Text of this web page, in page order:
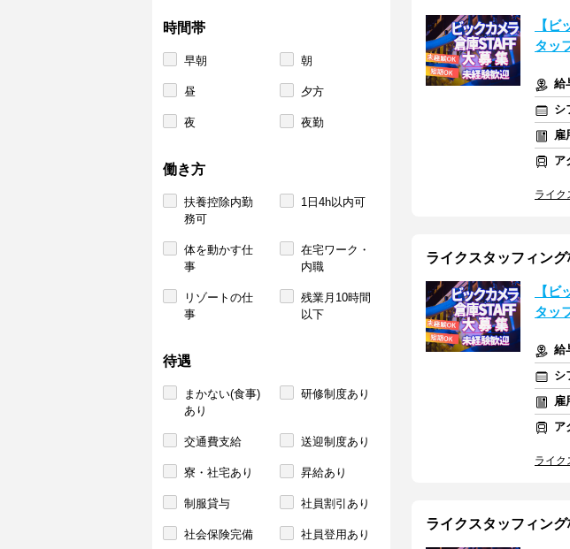
時間帯
早朝 朝
昼 夕方
夜 夜勤
働き方
扶養控除内勤
務可
1日4h以内可
体を動かす仕
事
在宅ワーク・
内職
リゾートの仕
事
残業月10時間
以下
待遇
まかない(食事)
あり
研修制度あり
交通費支給 送迎制度あり
寮・社宅あり 昇給あり
制服貸与 社員割引あり
社会保険完備 社員登用あり
【
タッ
給
シ
雇
ア
ライク
ライクスタッフィン
【
タッ
給
シ
雇
ア
ライク
ライクスタッフィン